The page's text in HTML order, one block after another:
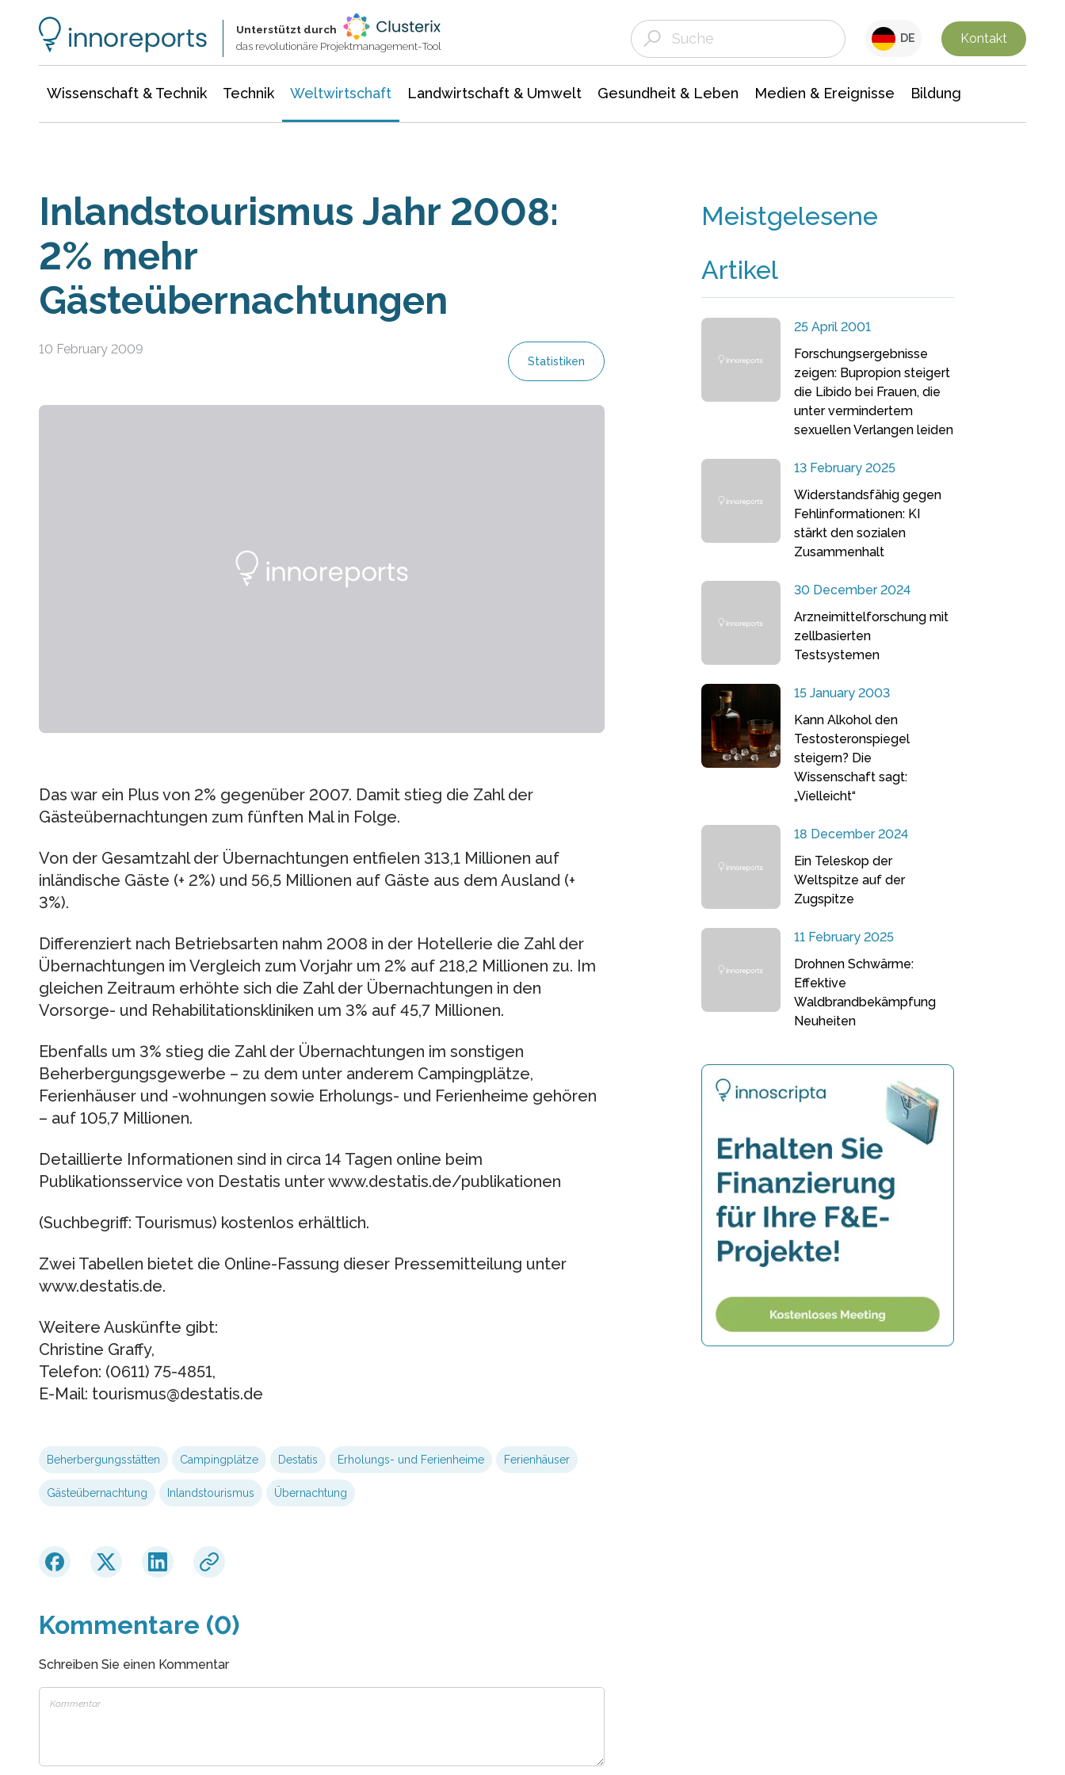
Unterstützt durch
das revolutionäre Projektmanagement-Tool
DE Kontakt
Wissenschaft & Technik Technik Weltwirtschaft Landwirtschaft & Umwelt Gesundheit & Leben Medien & Ereignisse Bildung
Inlandstourismus Jahr 2008:
2% mehr
Gästeübernachtungen
10 February 2009
Statistiken
Das war ein Plus von 2% gegenüber 2007. Damit stieg die Zahl der
Gästeübernachtungen zum fünften Mal in Folge.
Von der Gesamtzahl der Übernachtungen entfielen 313,1 Millionen auf
inländische Gäste (+ 2%) und 56,5 Millionen auf Gäste aus dem Ausland (+
3%).
Differenziert nach Betriebsarten nahm 2008 in der Hotellerie die Zahl der
Übernachtungen im Vergleich zum Vorjahr um 2% auf 218,2 Millionen zu. Im
gleichen Zeitraum erhöhte sich die Zahl der Übernachtungen in den
Vorsorge- und Rehabilitationskliniken um 3% auf 45,7 Millionen.
Ebenfalls um 3% stieg die Zahl der Übernachtungen im sonstigen
Beherbergungsgewerbe – zu dem unter anderem Campingplätze,
Ferienhäuser und -wohnungen sowie Erholungs- und Ferienheime gehören
– auf 105,7 Millionen.
Detaillierte Informationen sind in circa 14 Tagen online beim
Publikationsservice von Destatis unter www.destatis.de/publikationen
(Suchbegriff: Tourismus) kostenlos erhältlich.
Zwei Tabellen bietet die Online-Fassung dieser Pressemitteilung unter
www.destatis.de.
Weitere Auskünfte gibt:
Christine Graffy,
Telefon: (0611) 75-4851,
E-Mail: tourismus@destatis.de
Beherbergungsstätten Campingplätze Destatis Erholungs- und Ferienheime Ferienhäuser
Gästeübernachtung Inlandstourismus Übernachtung
Kommentare (0)
Schreiben Sie einen Kommentar
Meistgelesene
Artikel
25 April 2001
Forschungsergebnisse
zeigen: Bupropion steigert
die Libido bei Frauen, die
unter vermindertem
sexuellen Verlangen leiden
13 February 2025
Widerstandsfähig gegen
Fehlinformationen: KI
stärkt den sozialen
Zusammenhalt
30 December 2024
Arzneimittelforschung mit
zellbasierten
Testsystemen
15 January 2003
Kann Alkohol den
Testosteronspiegel
steigern? Die
Wissenschaft sagt:
„Vielleicht“
18 December 2024
Ein Teleskop der
Weltspitze auf der
Zugspitze
11 February 2025
Drohnen Schwärme:
Effektive
Waldbrandbekämpfung
Neuheiten